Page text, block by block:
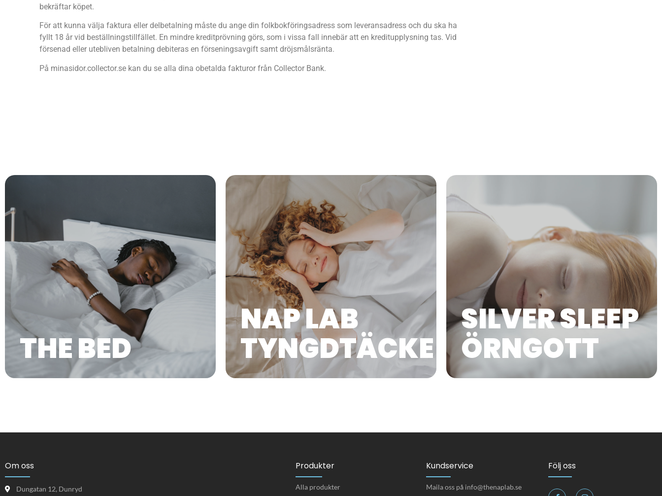
bekräftar köpet.
För att kunna välja faktura eller delbetalning måste du ange din folkbokföringsadress som leveransadress och du ska ha
fyllt 18 år vid beställningstillfället. En mindre kreditprövning görs, som i vissa fall innebär att en kreditupplysning tas. Vid
försenad eller utebliven betalning debiteras en förseningsavgift samt dröjsmålsränta.
På minasidor.collector.se kan du se alla dina obetalda fakturor från Collector Bank.
THE BED
NAP LAB
TYNGDTÄCKE
SILVER SLEEP
ÖRNGOTT
Om oss
Dungatan 12, Dunryd
Produkter
Alla produkter
Kundservice
Maila oss på info@thenaplab.se
Följ oss